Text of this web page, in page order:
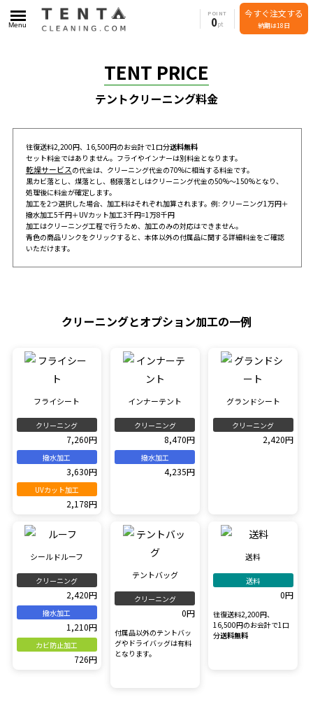
POINT
0
今すぐ注文する
納期は18日
Menu
TENT PRICE
テントクリーニング料金
往復送料2,200円、16,500円のお会計で1口分送料無料
セット料金ではありません。フライやインナーは別料金となります。
乾燥サービスの代金は、クリーニング代金の70%に相当する料金です。
黒カビ落とし、煤落とし、樹液落としはクリーニング代金の50%～150%となり、
処理後に料金が確定します。
加工を2つ選択した場合、加工料はそれぞれ加算されます。例: クリーニング1万円＋
撥水加工5千円＋UVカット加工3千円=1万8千円
加工はクリーニング工程で行うため、加工のみの対応はできません。
青色の商品リンクをクリックすると、本体以外の付属品に関する詳細料金をご確認
いただけます。
クリーニングとオプション加工の一例
フライシート
クリーニング
7,260円
撥水加工
3,630円
UVカット加工
2,178円
インナーテント
クリーニング
8,470円
撥水加工
4,235円
グランドシート
クリーニング
2,420円
シールドルーフ
クリーニング
2,420円
撥水加工
1,210円
カビ防止加工
726円
テントバッグ
クリーニング
0円
付属品以外のテントバッ
グやドライバッグは有料
となります。
送料
送料
0円
往復送料2,200円、
16,500円のお会計で1口
分送料無料